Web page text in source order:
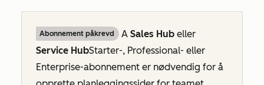
Abonnement påkrevd A Sales Hub eller
Service HubStarter-, Professional- eller
Enterprise-abonnement er nødvendig for å